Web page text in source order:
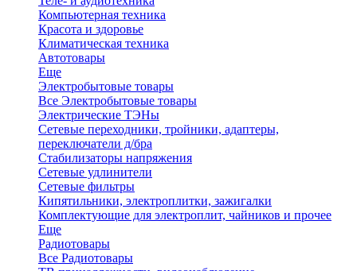
Компьютерная техника
Красота и здоровье
Климатическая техника
Автотовары
Еще
Электробытовые товары
Все Электробытовые товары
Электрические ТЭНы
Сетевые переходники, тройники, адаптеры,
переключатели д/бра
Стабилизаторы напряжения
Сетевые удлинители
Сетевые фильтры
Кипятильники, электроплитки, зажигалки
Комплектующие для электроплит, чайников и прочее
Еще
Радиотовары
Все Радиотовары